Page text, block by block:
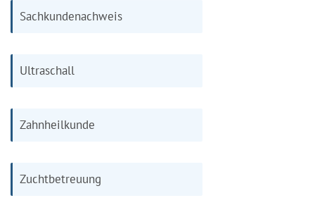
Sachkundenachweis
Ultraschall
Zahnheilkunde
Zuchtbetreuung